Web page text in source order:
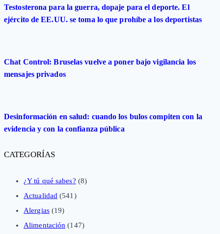
Testosterona para la guerra, dopaje para el deporte. El
ejército de EE.UU. se toma lo que prohíbe a los deportistas
Chat Control: Bruselas vuelve a poner bajo vigilancia los
mensajes privados
Desinformación en salud: cuando los bulos compiten con la
evidencia y con la confianza pública
CATEGORÍAS
¿Y tú qué sabes? (8)
Actualidad (541)
Alergias(19)
Alimentación (147)